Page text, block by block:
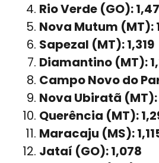
Rio Verde (GO):
Nova Mutum (MT):
Sapezal (MT): 1,319
Diamantino (MT):
Campo Novo do
Nova Ubiratã (MT):
Querência (MT):
Maracaju (MS):
Jataí (GO): 1,078